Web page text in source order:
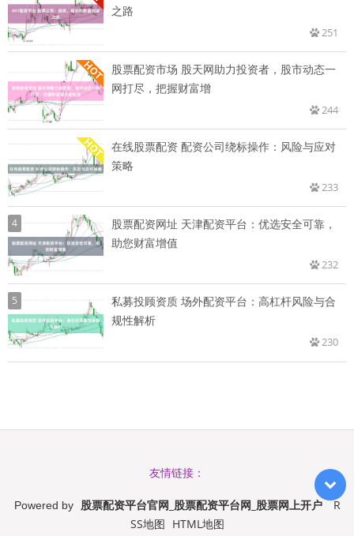
之路
251
股票配资市场 股天网助力投资者，股市动态一
网打尽，把握财富增
244
在线股票配资 配资公司绕标操作：风险与应对
策略
233
4
股票配资网址 天津配资平台：优选安全可靠，
助您财富增值
232
5
私募投顾资质 场外配资平台：高杠杆风险与合
规性解析
230
友情链接：
Powered by 股票配资平台官网_股票配资平台网_股票网上开户
R
SS地图 HTML地图